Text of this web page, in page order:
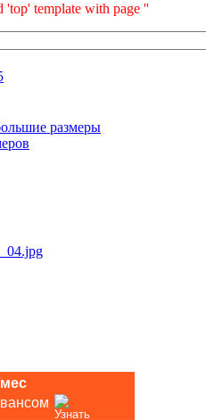
'top' template with page ''
размеры